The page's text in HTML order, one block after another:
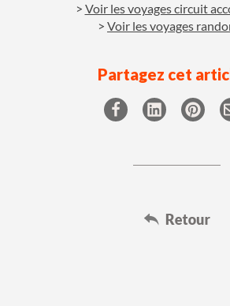
Voir les voyages circuit
Voir les voyages
Partagez cet